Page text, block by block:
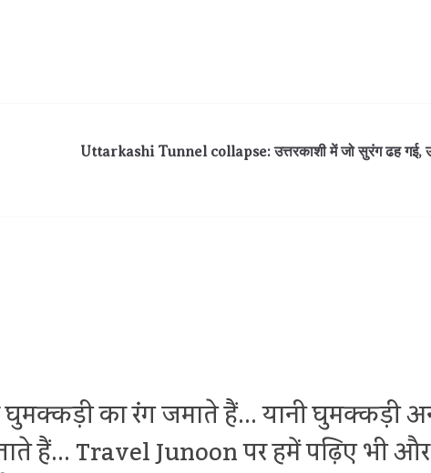
Uttarkashi Tunnel collapse: उत्तरकाशी में जो सुरंग ढह गई,
का रंग जमाते हैं... यानी घुमक्कड़ी
हैं... Travel Junoon पर हमें पढ़िए भी